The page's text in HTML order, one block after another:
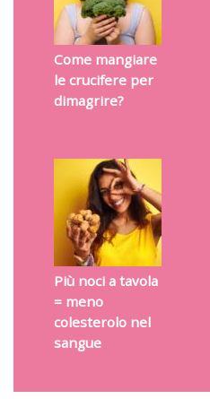
Come mangiare
le crucifere per
dimagrire?
Più noci a tavola
= meno
colesterolo nel
sangue